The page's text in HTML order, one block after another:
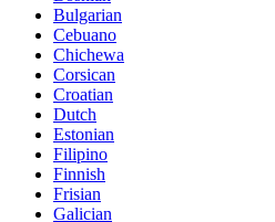
Bulgarian
Cebuano
Chichewa
Corsican
Croatian
Dutch
Estonian
Filipino
Finnish
Frisian
Galician